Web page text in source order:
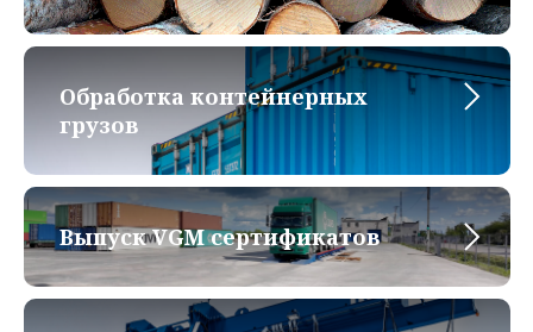
Обработка контейнерных
грузов
Выпуск VGM сертификатов